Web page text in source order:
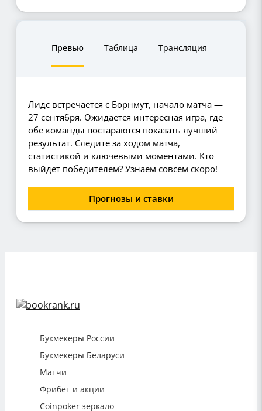
Превью Таблица Трансляция
Лидс встречается с Борнмут, начало матча —
27 сентября. Ожидается интересная игра, где
обе команды постараются показать лучший
результат. Следите за ходом матча,
статистикой и ключевыми моментами. Кто
выйдет победителем? Узнаем совсем скоро!
Прогнозы и ставки
Букмекеры России
Букмекеры Беларуси
Матчи
Фрибет и акции
Coinpoker зеркало